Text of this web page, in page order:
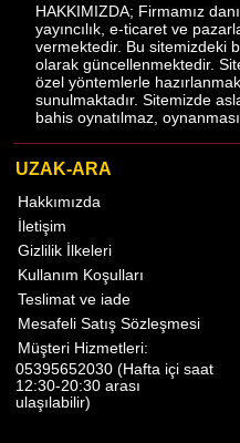
HAKKIMIZDA; Firmamız
yayıncılık, e-ticaret ve
vermektedir. Bu sitemizdeki
olarak güncellenmektedir.
özel yöntemlerle
sunulmaktadır. Sitemizde
bahis oynatılmaz,
UZAK-ARA
Hakkımızda
İletişim
Gizlilik İlkeleri
Kullanım Koşulları
Teslimat ve iade
Mesafeli Satış Sözleşmesi
Müşteri Hizmetleri:
05395652030 (Hafta içi saat
12:30-20:30 arası
ulaşılabilir)